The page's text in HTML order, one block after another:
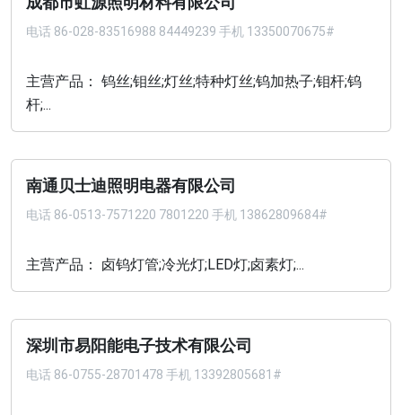
电话 86-028-83516988 84449239 手机 13350070675#
主营产品： 钨丝;钼丝;灯丝;特种灯丝;钨加热子;钼杆;钨
杆;...
南通贝士迪照明电器有限公司
电话 86-0513-7571220 7801220 手机 13862809684#
主营产品： 卤钨灯管;冷光灯;LED灯;卤素灯;...
深圳市易阳能电子技术有限公司
电话 86-0755-28701478 手机 13392805681#